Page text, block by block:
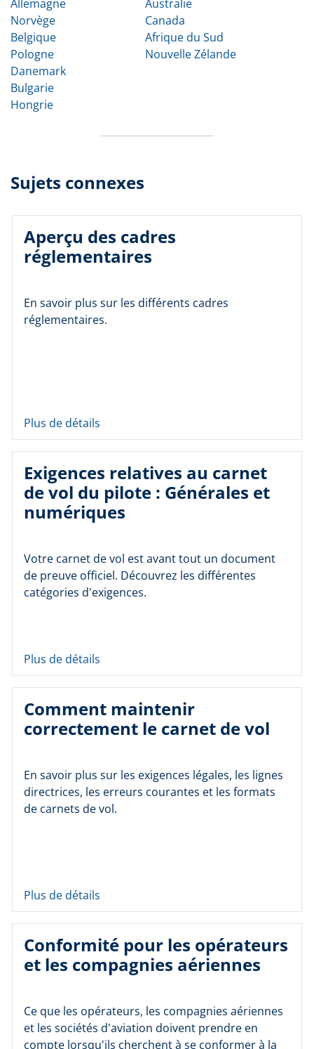
Allemagne
Norvège
Belgique
Pologne
Danemark
Bulgarie
Hongrie
Australie
Canada
Afrique du Sud
Nouvelle Zélande
Sujets connexes
Aperçu des cadres
réglementaires
En savoir plus sur les différents cadres
réglementaires.
Plus de détails
Exigences relatives au carnet
de vol du pilote : Générales et
numériques
Votre carnet de vol est avant tout un document
de preuve officiel. Découvrez les différentes
catégories d'exigences.
Plus de détails
Comment maintenir
correctement le carnet de vol
En savoir plus sur les exigences légales, les lignes
directrices, les erreurs courantes et les formats
de carnets de vol.
Plus de détails
Conformité pour les opérateurs
et les compagnies aériennes
Ce que les opérateurs, les compagnies aériennes
et les sociétés d'aviation doivent prendre en
compte lorsqu'ils cherchent à se conformer à la